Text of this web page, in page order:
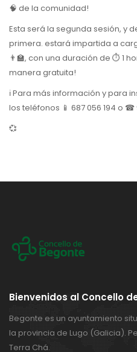
🧠 de la comunidad!
Esta será la segunda sesión, y
primera. estará impartida a
👨‍🏫, con una duración de ⏱ 1
manera gratuita!
ℹ️ Para más información y para
los teléfonos 📱 687 056 194 o ☎
💞
Bienvenidos al Concello
Begonte es un ayuntamiento
la provincia de Lugo (Galicia).
Terra Chá.